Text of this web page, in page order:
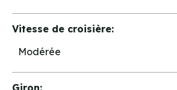
Vitesse de croisière:
Modérée
Giron: